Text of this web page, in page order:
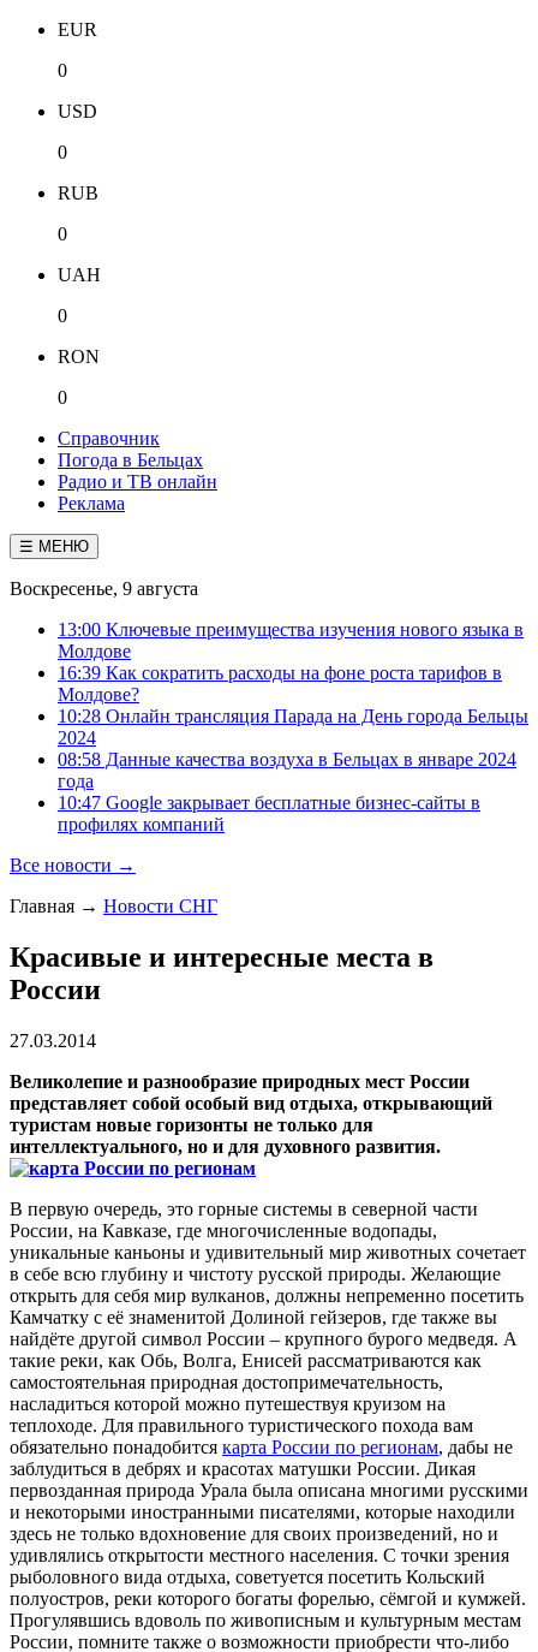
EUR
0
USD
0
RUB
0
UAH
0
RON
0
Справочник
Погода в Бельцах
Радио и ТВ онлайн
Реклама
☰ МЕНЮ
Воскресенье, 9 августа
13:00 Ключевые преимущества изучения нового языка в
Молдове
16:39 Как сократить расходы на фоне роста тарифов в
Молдове?
10:28 Онлайн трансляция Парада на День города Бельцы
2024
08:58 Данные качества воздуха в Бельцах в январе 2024
года
10:47 Google закрывает бесплатные бизнес-сайты в
профилях компаний
Все новости →
Главная → Новости СНГ
Красивые и интересные места в
России
27.03.2014
Великолепие и разнообразие природных мест России
представляет собой особый вид отдыха, открывающий
туристам новые горизонты не только для
интеллектуального, но и для духовного развития.
В первую очередь, это горные системы в северной части
России, на Кавказе, где многочисленные водопады,
уникальные каньоны и удивительный мир животных сочетает
в себе всю глубину и чистоту русской природы. Желающие
открыть для себя мир вулканов, должны непременно посетить
Камчатку с её знаменитой Долиной гейзеров, где также вы
найдёте другой символ России – крупного бурого медведя. А
такие реки, как Обь, Волга, Енисей рассматриваются как
самостоятельная природная достопримечательность,
насладиться которой можно путешествуя круизом на
теплоходе. Для правильного туристического похода вам
обязательно понадобится карта России по регионам, дабы не
заблудиться в дебрях и красотах матушки России. Дикая
первозданная природа Урала была описана многими русскими
и некоторыми иностранными писателями, которые находили
здесь не только вдохновение для своих произведений, но и
удивлялись открытости местного населения. С точки зрения
рыболовного вида отдыха, советуется посетить Кольский
полуостров, реки которого богаты форелью, сёмгой и кумжей.
Прогулявшись вдоволь по живописным и культурным местам
России, помните также о возможности приобрести что-либо